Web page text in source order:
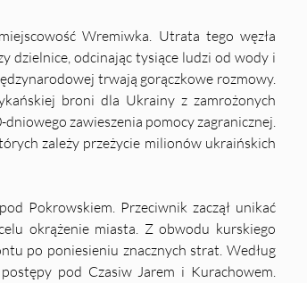
Wremiwka. Utrata tego węzła
dzielnice, odcinając tysiące ludzi od wody i
trwają gorączkowe rozmowy.
broni dla Ukrainy z zamrożonych
zawieszenia pomocy zagranicznej.
zależy przeżycie milionów ukraińskich
Pokrowskiem. Przeciwnik zaczął unikać
okrążenie miasta. Z obwodu kurskiego
po poniesieniu znacznych strat. Według
pod Czasiw Jarem i Kurachowem.